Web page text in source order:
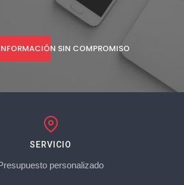
SIN COMPROMISO
SERVICIO
personalizado